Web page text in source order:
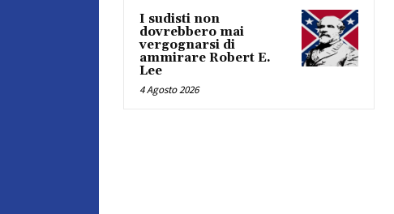
I sudisti non
dovrebbero mai
vergognarsi di
ammirare Robert E.
Lee
4 Agosto 2026